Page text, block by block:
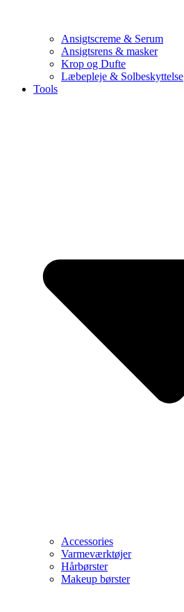
Ansigtscreme & Serum
Ansigtsrens & masker
Krop og Dufte
Læbepleje & Solbeskyttelse
Tools
Accessories
Varmeværktøjer
Hårbørster
Makeup børster